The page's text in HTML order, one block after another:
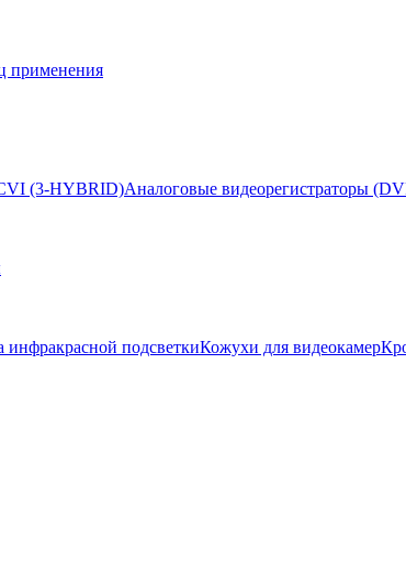
применения
(3-HYBRID)Аналоговые видеорегистраторы
инфракрасной подсветкиКожухи для видеокамер